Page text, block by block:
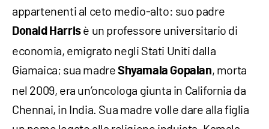
appartenenti al ceto medio-alto: suo padre
Donald Harrisè un professore universitario di
economia, emigrato negli Stati Uniti dalla
Giamaica; sua madreShyamala Gopalan, morta
nel 2009, era un’oncologa giunta in California da
Chennai, in India. Sua madre volle dare alla figlia